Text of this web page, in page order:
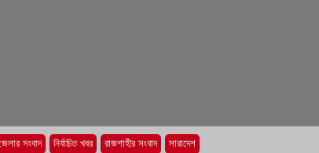
সংবাদ নির্বাচিত খবর রাজশাহীর সংবাদ সারাদেশ